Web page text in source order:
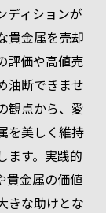
ディションが
貴金属を売却
評価や高値売
油断できませ
観点から、愛
を美しく維持
ます。実践的
貴金属の価値
きな助けとな